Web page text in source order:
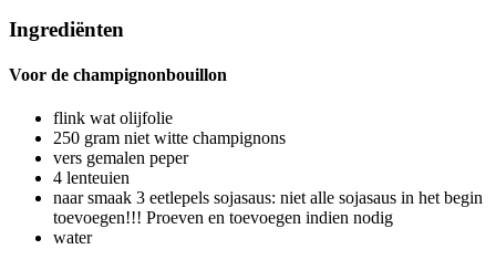
Ingrediënten
Voor de champignonbouillon
flink wat olijfolie
250 gram niet witte champignons
vers gemalen peper
4 lenteuien
naar smaak 3 eetlepels sojasaus: niet alle sojasaus in het begin
toevoegen!!! Proeven en toevoegen indien nodig
water